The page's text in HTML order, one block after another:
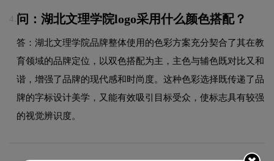
4. 问：湖北文理学院logo采用什么颜色搭配？
答：湖北文理学院品牌整体使用的色彩方案充分契合了其在教
育领域的品牌定位，以双色搭配为主，主色与辅色既对比又和
谐，增强了品牌的现代感和时尚度。这种色彩选择既传递了品
牌的字标设计美学，又能有效吸引目标受众，使标志具有较强
的视觉辨识度。